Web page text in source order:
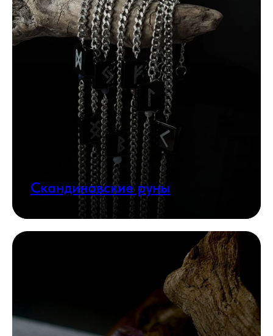
Скандинавские руны